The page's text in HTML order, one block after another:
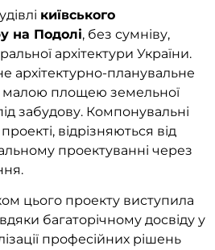
київського
на Подолі, без сумніву,
архітектури України.
архітектурно-планувальне
малою площею земельної
забудову. Компонувальні
відрізняються від
проектуванні через
цього проекту виступила
багаторічному досвіду у
професійних рішень